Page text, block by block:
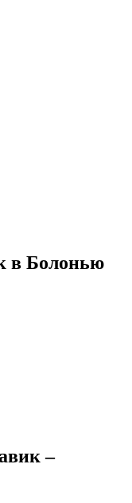
в Болонью
–